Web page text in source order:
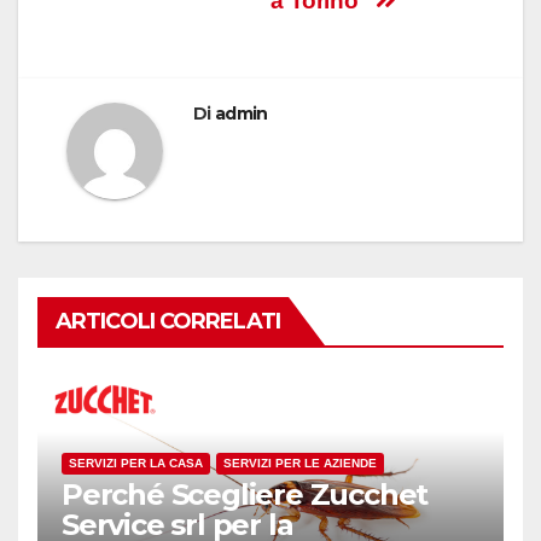
Di admin
ARTICOLI CORRELATI
SERVIZI PER LA CASA SERVIZI PER LE AZIENDE
Perché Scegliere Zucchet
Service srl per la